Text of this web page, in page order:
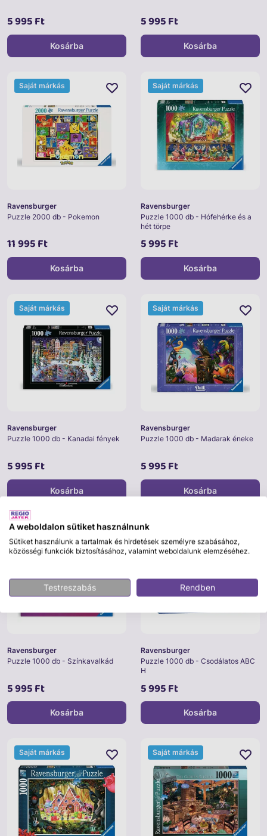
5 995 Ft
Kosárba
5 995 Ft
Kosárba
Ravensburger
Puzzle 2000 db - Pokemon
11 995 Ft
Saját márkás
Kosárba
Ravensburger
Puzzle 1000 db - Hófehérke és a
hét törpe
5 995 Ft
Saját márkás
Kosárba
Ravensburger
Puzzle 1000 db - Kanadai fények
5 995 Ft
Saját márkás
Kosárba
Ravensburger
Puzzle 1000 db - Madarak éneke
5 995 Ft
Saját márkás
Kosárba
Ravensburger
Puzzle 1000 db - Színkavalkád
5 995 Ft
Saját márkás
Kosárba
Ravensburger
Puzzle 1000 db - Csodálatos ABC
H
5 995 Ft
Kosárba
Saját márkás Saját márkás
A weboldalon sütiket használnunk
Sütiket használunk a tartalmak és hirdetések személyre szabásához,
közösségi funkciók biztosításához, valamint weboldalunk elemzéséhez.
Testreszabás Rendben